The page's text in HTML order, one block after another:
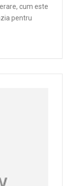
cum este
pentru